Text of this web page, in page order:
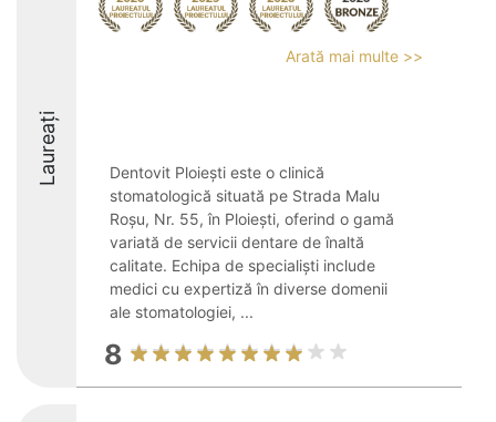
Laureați
Arată mai multe >>
Dentovit Ploiești este o clinică
stomatologică situată pe Strada Malu
Roșu, Nr. 55, în Ploiești, oferind o gamă
variată de servicii dentare de înaltă
calitate. Echipa de specialiști include
medici cu expertiză în diverse domenii
ale stomatologiei, ...
8